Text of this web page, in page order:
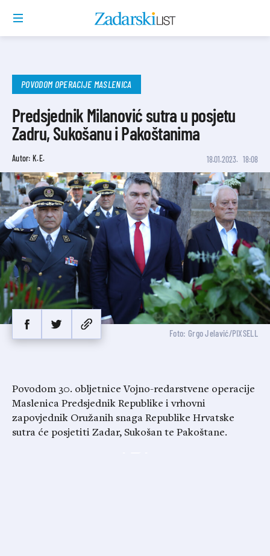
POVODOM OPERACIJE MASLENICA
Predsjednik Milanović sutra u posjetu
Zadru, Sukošanu i Pakoštanima
Autor: K.E. 18.01.2023. 18:08
Foto: Grgo Jelavić/PIXSELL
Povodom 30. obljetnice Vojno-redarstvene operacije
Maslenica Predsjednik Republike i vrhovni
zapovjednik Oružanih snaga Republike Hrvatske
sutra će posjetiti Zadar, Sukošan te Pakoštane.